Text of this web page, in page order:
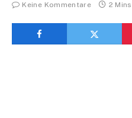
Keine Kommentare
2